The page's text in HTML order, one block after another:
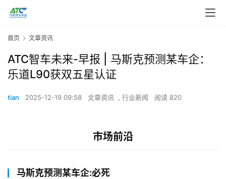
首页 文章资讯
ATC智车未来-早报 | 马斯克预测某车企：
乐道L90获双五星认证
tian 2025-12-19 09:58 文章资讯 , 行业新闻 阅读 820
市场前沿
马斯克预测某车企:必死